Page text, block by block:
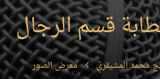
قسم الرجال
محمد المشيقري معرض الصور